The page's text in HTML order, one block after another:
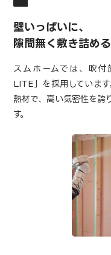
壁いっぱいに、
隙間無く敷き詰め
スムホームでは、吹付
LITE」を採用していま
熱材で、高い気密性を誇
す。